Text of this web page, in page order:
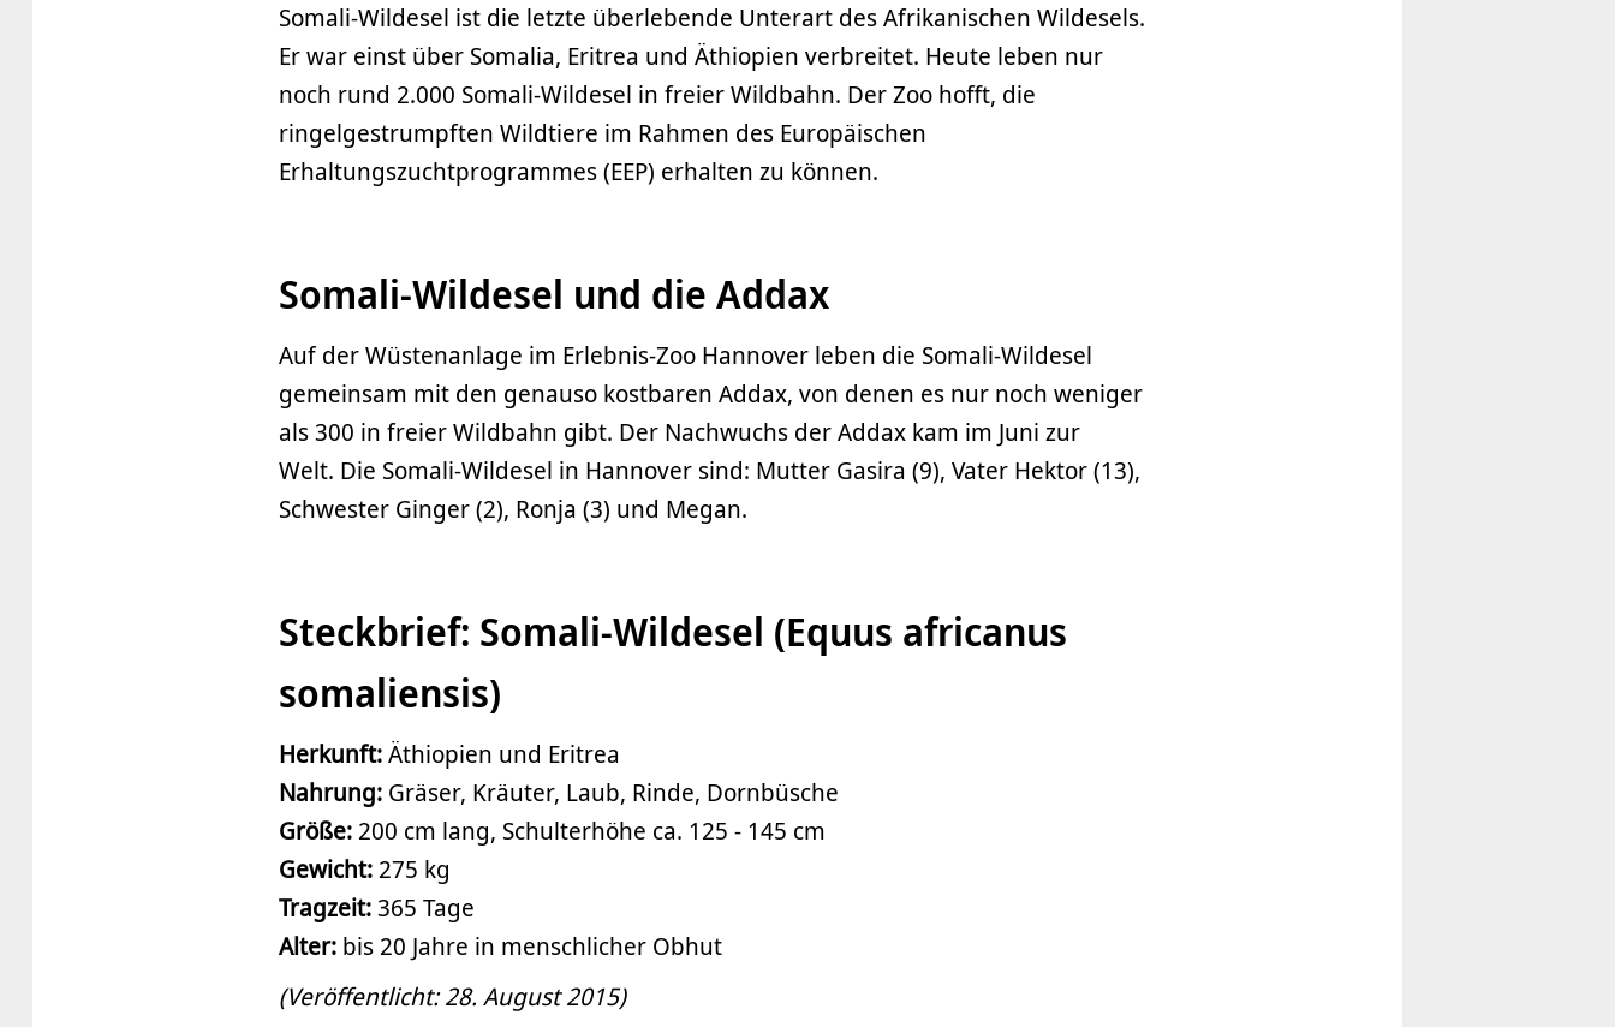
Somali-Wildesel ist die letzte überlebende Unterart des Afrikanischen Wildesels.
Er war einst über Somalia, Eritrea und Äthiopien verbreitet. Heute leben nur
noch rund 2.000 Somali-Wildesel in freier Wildbahn. Der Zoo hofft, die
ringelgestrumpften Wildtiere im Rahmen des Europäischen
Erhaltungszuchtprogrammes (EEP) erhalten zu können.
Somali-Wildesel und die Addax
Auf der Wüstenanlage im Erlebnis-Zoo Hannover leben die Somali-Wildesel
gemeinsam mit den genauso kostbaren Addax, von denen es nur noch weniger
als 300 in freier Wildbahn gibt. Der Nachwuchs der Addax kam im Juni zur
Welt. Die Somali-Wildesel in Hannover sind: Mutter Gasira (9), Vater Hektor (13),
Schwester Ginger (2), Ronja (3) und Megan.
Steckbrief: Somali-Wildesel (Equus africanus
somaliensis)
Herkunft:Äthiopien und Eritrea
Nahrung: Gräser, Kräuter, Laub, Rinde, Dornbüsche
Größe:200 cm lang, Schulterhöhe ca. 125 - 145 cm
Gewicht:275 kg
Tragzeit:365 Tage
Alter: bis 20 Jahre in menschlicher Obhut
(Veröffentlicht: 28. August 2015)